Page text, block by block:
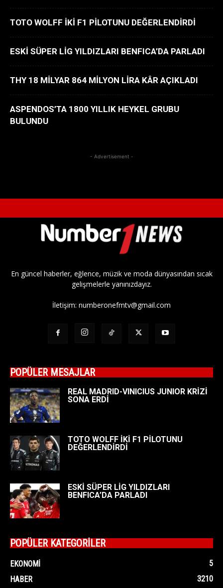
TOTO WOLFF İKİ F1 PİLOTUNU DEĞERLENDİRDİ
ESKİ SÜPER LİG YILDIZLARI BENFICA’DA PARLADI
THY 18 MİLYAR 864 MİLYON LİRA KÂR AÇIKLADI
ASPENDOS’TA 1800 YILLIK HEYKEL GRUBU
BULUNDU
- Advertisement -
En güncel haberler, eğlence, müzik ve moda dünyasından sıcak
gelişmelerle yanınızdayız.
İletişim: numberonefmtv@gmail.com
POPÜLER MESAJLAR
REAL MADRID-VINICIUS JUNIOR KRİZİ
SONA ERDİ
TOTO WOLFF İKİ F1 PİLOTUNU
DEĞERLENDİRDİ
ESKİ SÜPER LİG YILDIZLARI
BENFICA’DA PARLADI
POPÜLER KATEGORİLER
EKONOMI
5
HABER
3210